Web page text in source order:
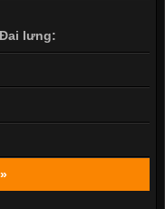
Đai lưng: